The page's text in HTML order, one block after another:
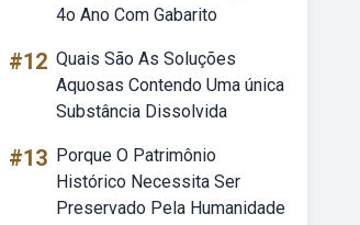
4o Ano Com Gabarito
#12 Quais São As Soluções
Aquosas Contendo Uma única
Substância Dissolvida
#13 Porque O Patrimônio
Histórico Necessita Ser
Preservado Pela Humanidade